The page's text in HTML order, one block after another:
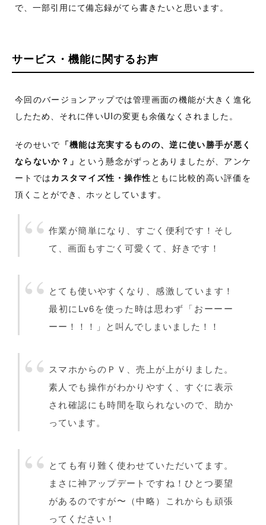
で、一部引用にて備忘録がてら書きたいと思います。
サービス・機能に関するお声
今回のバージョンアップでは管理画面の機能が大きく進化
したため、それに伴いUIの変更も余儀なくされました。
そのせいで 「機能は充実するものの、逆に使い勝手が悪く
ならないか？」 という懸念がずっとありましたが、アンケ
ートではカスタマイズ性・操作性 ともに比較的高い評価を
頂くことができ、ホッとしています。
作業が簡単になり、すごく便利です！そし
て、画面もすごく可愛くて、好きです！
とても使いやすくなり、感激しています！
最初にLv6を使った時は思わず「おーーー
ーー！！！」と叫んでしまいました！！
スマホからのＰＶ、売上が上がりました。
素人でも操作がわかりやすく、すぐに表示
され確認にも時間を取られないので、助か
っています。
とても有り難く使わせていただいてます。
まさに神アップデートですね！ひとつ要望
があるのですが〜（中略）これからも頑張
ってください！